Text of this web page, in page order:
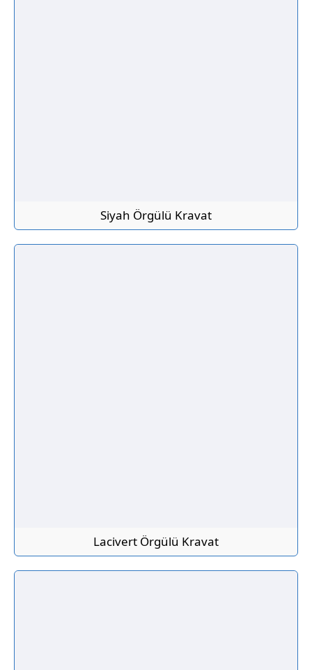
Siyah Örgülü Kravat
Lacivert Örgülü Kravat